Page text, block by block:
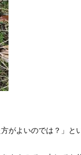
がよいのでは？」